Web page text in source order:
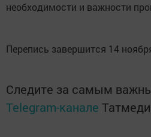
необходимости и важности
Перепись завершится 14
Следите за самым
Telegram-канале